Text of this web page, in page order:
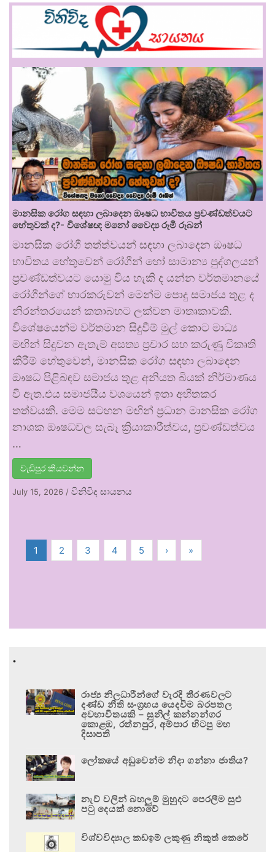
මානසික රෝග සඳහා ලබාදෙන ඖෂධ භාවිතය ප්‍රචණ්ඩත්වයට
හේතුවක් ද?- විශේෂඥ මනෝ වෛද්‍ය රූමි රූබන්
මානසික රෝගී තත්ත්වයන් සඳහා ලබාදෙන ඖෂධ
භාවිතය හේතුවෙන් රෝගීන් හෝ සාමාන්‍ය පුද්ගලයන්
ප්‍රචණ්ඩත්වයට යොමු විය හැකි ද යන්න වර්තමානයේ
රෝගීන්ගේ භාරකරුවන් මෙන්ම පොදු සමාජය තුළ ද
නිරන්තරයෙන් කතාබහට ලක්වන මාතෘකාවකි.
විශේෂයෙන්ම වර්තමාන සිදුවීම් මුල් කොට මාධ්‍ය
මඟින් සිදුවන ඇතැම් අසත්‍ය ප්‍රචාර සහ කරුණු විකෘති
කිරීම් හේතුවෙන්, මානසික රෝග සඳහා ලබාදෙන
ඖෂධ පිළිබඳව සමාජය තුළ අනියත බියක් නිර්මාණය
වී ඇත.එය සමාජයීය වශයෙන් ඉතා අහිතකර
තත්වයකි. මෙම සටහන මඟින් ප්‍රධාන මානසික රෝග
නාශක ඖෂධවල සැබෑ ක්‍රියාකාරීත්වය, ප්‍රචණ්ඩත්වය
…
වැඩිපුර කියවන්න
July 15, 2026 / විනිවිද සායනය
1 2 3 4 5 › »
.
රාජ්‍ය නිලධාරීන්ගේ වැරදි තීරණවලට
දණ්ඩ නීති සංග්‍රහය යෙදවීම බරපතල
අවභාවිතයකි – සුනිල් කන්නන්ගර
කොළඹ, රත්නපුර, අම්පාර හිටපු මහ
දිසාපති
ලෝකයේ අඩුවෙන්ම නිදා ගන්නා ජාතිය?
නැව් වලින් බහලුම් මුහුදට පෙරලීම සුළු
පටු දෙයක් නොවේ
විශ්වවිද්‍යාල කඩඉම් ලකුණු නිකුත් කෙරේ